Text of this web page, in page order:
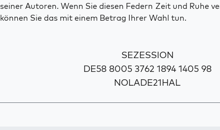
seiner Autoren. Wenn Sie diesen Federn Zeit und Ruhe
können Sie das mit einem Betrag Ihrer Wahl tun.
SEZESSION
DE58 8005 3762 1894 1405 98
NOLADE21HAL